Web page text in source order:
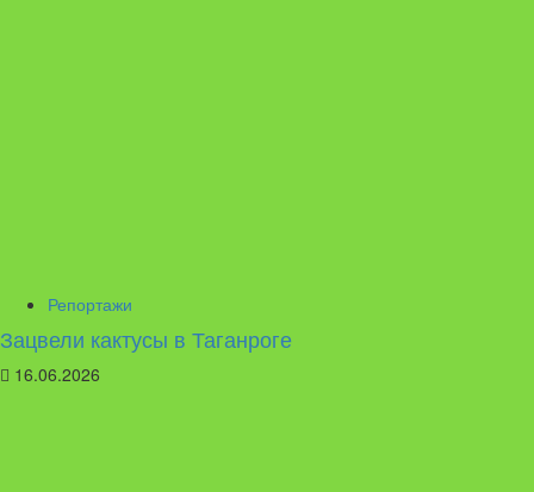
Репортажи
Зацвели кактусы в Таганроге
16.06.2026